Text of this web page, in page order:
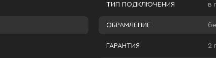
ТИП ПОДКЛЮЧЕНИЯ в
ОБРАМЛЕНИЕ
ГАРАНТИЯ 2